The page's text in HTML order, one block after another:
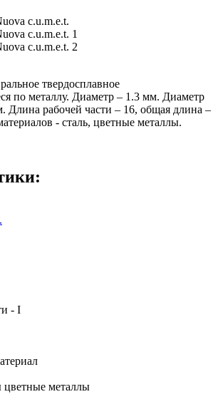
твердосплавное
по металлу. Диаметр – 1.3 мм. Диаметр
Длина рабочей части – 16, общая длина –
- сталь, цветные металлы.
- I
цветные металлы